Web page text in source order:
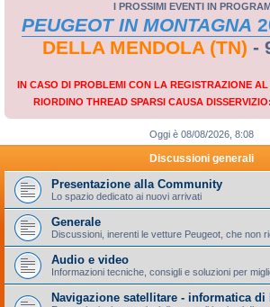
I PROSSIMI EVENTI IN
PEUGEOT IN MONTAGNA
DELLA MENDOLA (TN) -
IN CASO DI PROBLEMI CON LA REGISTRAZIONE
RIORDINO THREAD SPARSI CAUSA DISSERVIZIO:
Oggi è 08/08/2026, 8:08
Discussioni generali
Presentazione alla Community
Lo spazio dedicato ai nuovi arrivati
Generale
Discussioni, inerenti le vetture Peugeot, che non
Audio e video
Informazioni tecniche, consigli e soluzioni per
Navigazione satellitare - informatica di